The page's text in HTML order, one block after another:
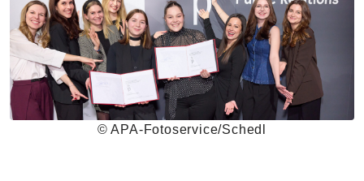
© APA-Fotoservice/Schedl